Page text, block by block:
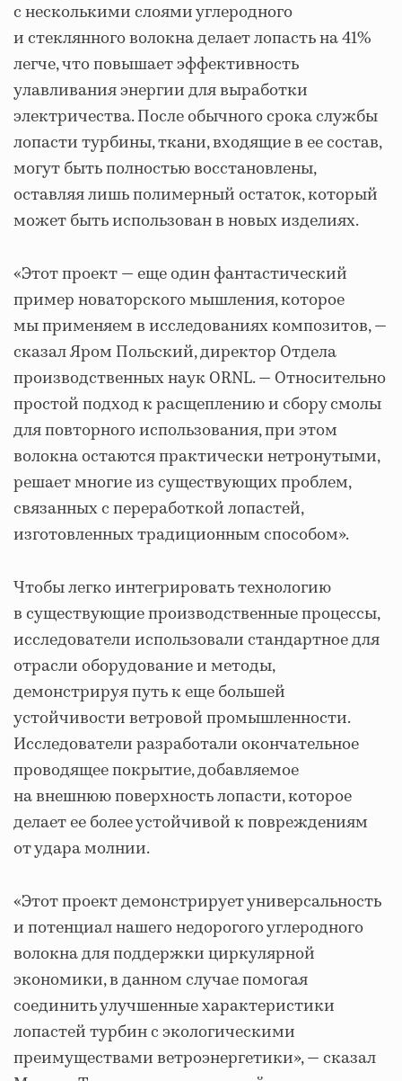
с несколькими слоями углеродного
и стеклянного волокна делает лопасть на 41%
легче, что повышает эффективность
улавливания энергии для выработки
электричества. После обычного срока службы
лопасти турбины, ткани, входящие в ее состав,
могут быть полностью восстановлены,
оставляя лишь полимерный остаток, который
может быть использован в новых изделиях.
«Этот проект — еще один фантастический
пример новаторского мышления, которое
мы применяем в исследованиях композитов, —
сказал Яром Польский, директор Отдела
производственных наук ORNL. — Относительно
простой подход к расщеплению и сбору смолы
для повторного использования, при этом
волокна остаются практически нетронутыми,
решает многие из существующих проблем,
связанных с переработкой лопастей,
изготовленных традиционным способом».
Чтобы легко интегрировать технологию
в существующие производственные процессы,
исследователи использовали стандартное для
отрасли оборудование и методы,
демонстрируя путь к еще большей
устойчивости ветровой промышленности.
Исследователи разработали окончательное
проводящее покрытие, добавляемое
на внешнюю поверхность лопасти, которое
делает ее более устойчивой к повреждениям
от удара молнии.
«Этот проект демонстрирует универсальность
и потенциал нашего недорогого углеродного
волокна для поддержки циркулярной
экономики, в данном случае помогая
соединить улучшенные характеристики
лопастей турбин с экологическими
преимуществами ветроэнергетики», — сказал